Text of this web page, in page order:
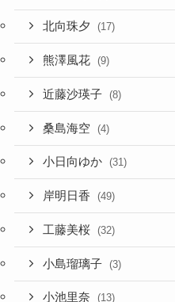
北向珠夕 (17)
熊澤風花 (9)
近藤沙瑛子 (8)
桑島海空 (4)
小日向ゆか (31)
岸明日香 (49)
工藤美桜 (32)
小島瑠璃子 (3)
小池里奈 (13)